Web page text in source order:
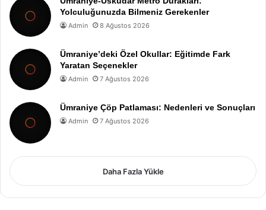
Yolculuğunuzda Bilmeniz Gerekenler
Admin 8 Ağustos 2026
Ümraniye’deki Özel Okullar: Eğitimde Fark
Yaratan Seçenekler
Admin 7 Ağustos 2026
Ümraniye Çöp Patlaması: Nedenleri ve Sonuçları
Admin 7 Ağustos 2026
Daha Fazla Yükle